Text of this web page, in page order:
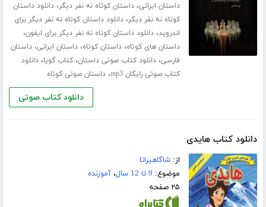
داستان ایرانی،داستان کوتاه نه نفر دیگر،دانلود داستان
کوتاه نه نفر دیگر،دانلود داستان کوتاه نه نفر دیگر برای
اندروید،دانلود داستان کوتاه نه نفر دیگر برای ایفون،
داستان های کوتاه،داستان کوتاه،داستان ایرانی،داستان
فارسی،دانلود کتاب صوتی داستان،کتاب گویا،دانلود
کتاب صوتی رایگان mp3
،داستان صوتی کوتاه
دانلود کتاب صوتی
دانلود کتاب هایدی
از:شاگاهیراتا
موضوع: 9 تا 12 سال ،آموزنده
۲۵ صفحه